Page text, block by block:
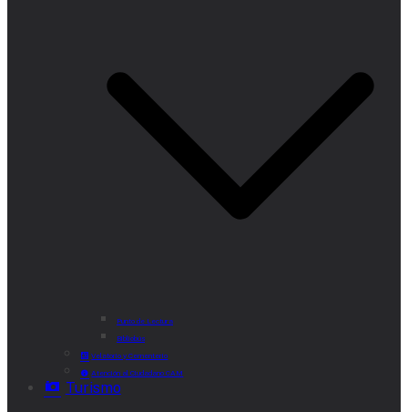
Punto de Lectura
Bibliobús
Velatorio y Cementerio
Atención al Ciudadano CAM
Turismo